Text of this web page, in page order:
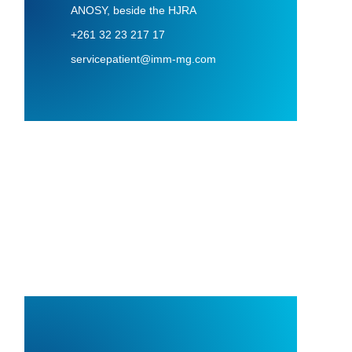
ANOSY, beside the HJRA
+261 32 23 217 17
servicepatient@imm-mg.com